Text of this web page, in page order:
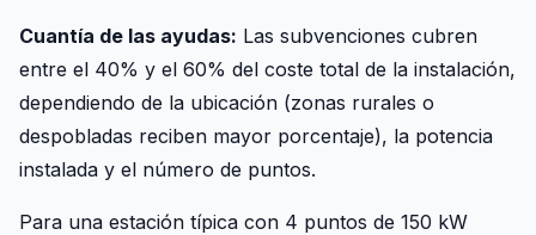
Cuantía de las ayudas: Las subvenciones cubren
entre el 40% y el 60% del coste total de la instalación,
dependiendo de la ubicación (zonas rurales o
despobladas reciben mayor porcentaje), la potencia
instalada y el número de puntos.
Para una estación típica con 4 puntos de 150 kW